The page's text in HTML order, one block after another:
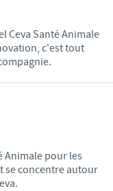
Ceva Santé Animale
c'est tout
Animale pour les
se concentre autour